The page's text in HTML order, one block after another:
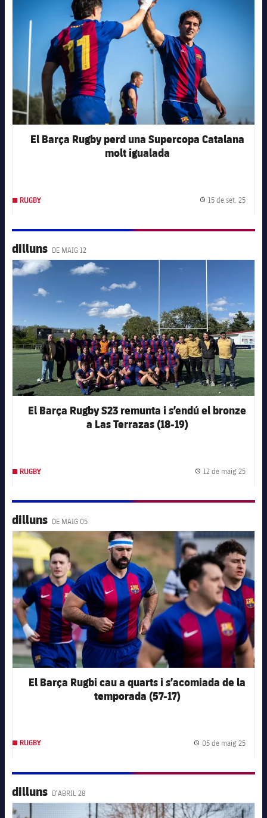
El Barça Rugby perd una Supercopa Catalana
molt igualada
RUGBY Data
15 de set. 25
dilluns DE MAIG 12
FC Barcelona club badge
El Barça Rugby S23 remunta i s’endú el bronze
a Las Terrazas (18-19)
RUGBY Data
12 de maig 25
dilluns DE MAIG 05
FC Barcelona club badge
El Barça Rugbi cau a quarts i s’acomiada de la
temporada (57-17)
RUGBY Data
05 de maig 25
dilluns D’ABRIL 28
FC Barcelona club badge